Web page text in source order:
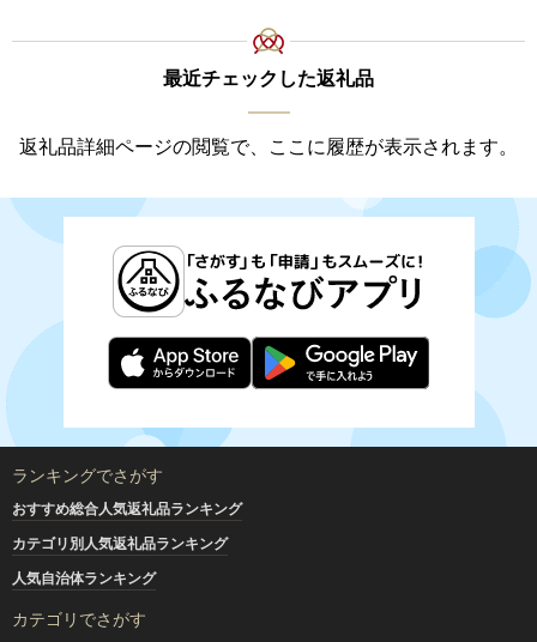
最近チェックした返礼品
返礼品詳細ページの閲覧で、ここに履歴が表示されます。
ランキングでさがす
おすすめ総合人気返礼品ランキング
カテゴリ別人気返礼品ランキング
人気自治体ランキング
カテゴリでさがす